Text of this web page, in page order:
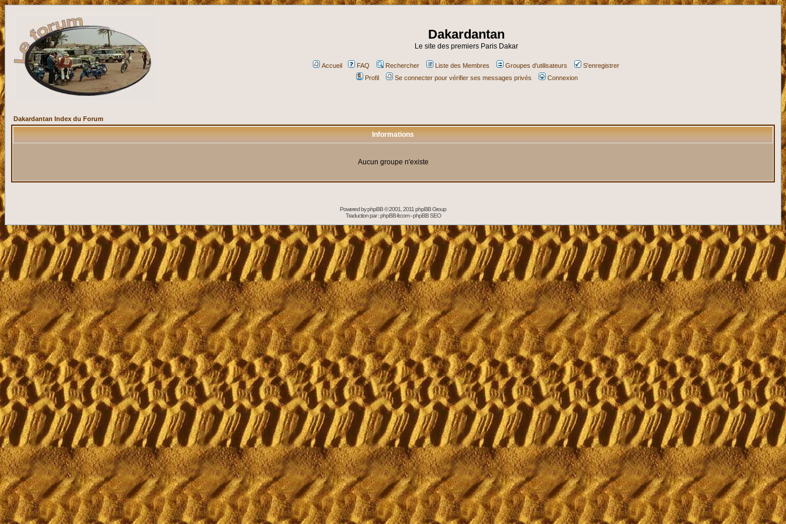
Dakardantan
Le site des premiers Paris Dakar
Accueil FAQ Rechercher Liste des Membres Groupes d'utilisateurs
S'enregistrer
Profil
Se connecter pour vérifier ses messages privés Connexion
Dakardantan Index du Forum
Informations
Aucun groupe n'existe
Powered byphpBB© 2001, 2011 phpBB Group
Traduction par :phpBB-fr.com-phpBB SEO